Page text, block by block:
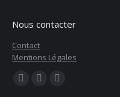
Nous contacter
Contact
Mentions Légales
Trouvez nous sur :
La
La
La